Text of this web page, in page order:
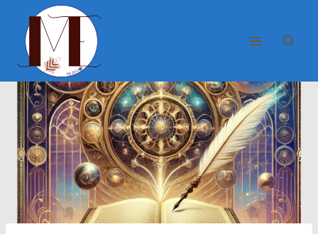
contenu